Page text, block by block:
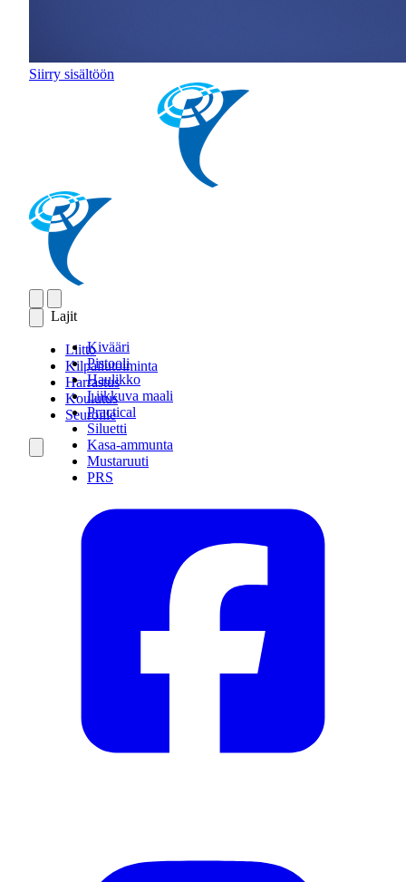
Siirry sisältöön
Lajit
Kivääri
Pistooli
Haulikko
Liikkuva maali
Practical
Siluetti
Kasa-ammunta
Mustaruuti
PRS
Liitto
Kilpailutoiminta
Harrastus
Koulutus
Seuroille